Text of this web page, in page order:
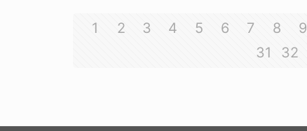
1 2 3 4 5 6 7 8 9
31
32